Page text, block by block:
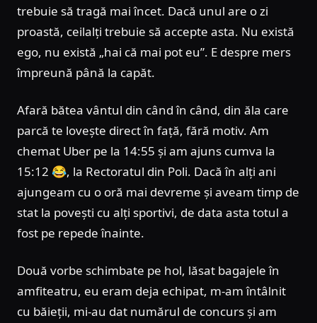
trebuie să tragă mai încet. Dacă unul are o zi
proastă, ceilalți trebuie să accepte asta. Nu există
ego, nu există „hai că mai pot eu”. E despre mers
împreună până la capăt.
Afară bătea vântul din când în când, din ăla care
parcă te lovește direct în față, fără motiv. Am
chemat Uber pe la 14:55 și am ajuns cumva la
15:12 😂, la Rectoratul din Poli. Dacă în alți ani
ajungeam cu o oră mai devreme și aveam timp de
stat la povești cu alți sportivi, de data asta totul a
fost pe repede înainte.
Două vorbe schimbate pe hol, lăsat bagajele în
amfiteatru, eu eram deja echipat, m-am întâlnit
cu băieții, mi-au dat numărul de concurs și am